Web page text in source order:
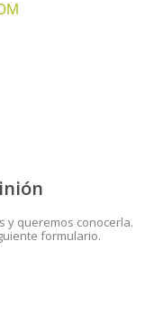
y queremos conocerla.
formulario.